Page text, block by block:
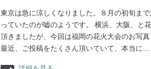
東京は急に涼しくなりました。８月の初旬ま
っていたのが嘘のようです。 横浜、大阪、と
頂きましたが、今回は福岡の花火大会のお写真
最近、ご投稿をたくさん頂いていて、本当に…